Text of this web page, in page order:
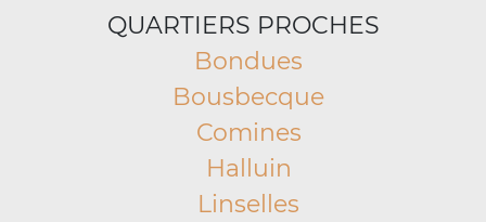
QUARTIERS PROCHES
Bondues
Bousbecque
Comines
Halluin
Linselles